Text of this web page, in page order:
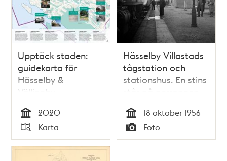
Upptäck staden:
guidekarta för
Hässelby &
Vällingby
Tid
2020
Typ
Karta
Hässelby Villastads
tågstation och
stationshus. En stins
står på perrongen
Tid
18 oktober 1956
Typ
Foto